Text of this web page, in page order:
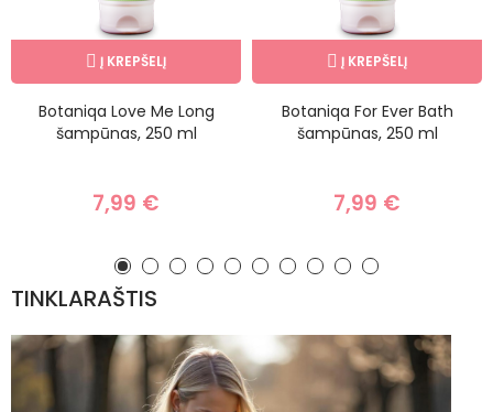
Į KREPŠELĮ
Botaniqa Love Me Long
šampūnas, 250 ml
7,99 €
Į KREPŠELĮ
Botaniqa For Ever Bath
šampūnas, 250 ml
7,99 €
TINKLARAŠTIS